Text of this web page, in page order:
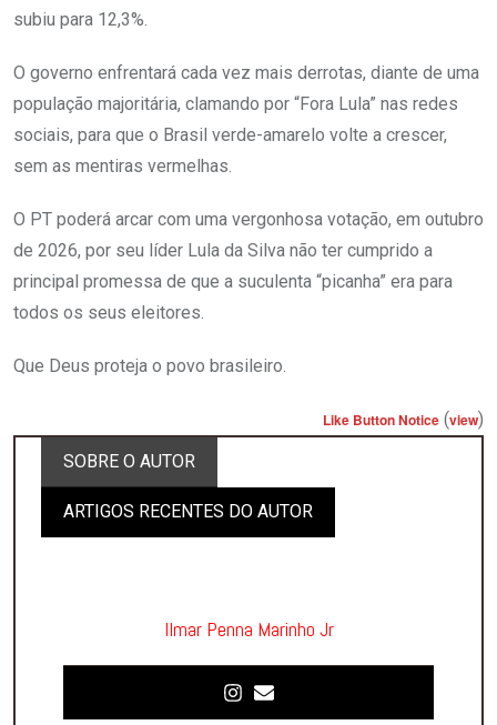
subiu para 12,3%.
O governo enfrentará cada vez mais derrotas, diante de uma
população majoritária, clamando por “Fora Lula” nas redes
sociais, para que o Brasil verde-amarelo volte a crescer,
sem as mentiras vermelhas.
O PT poderá arcar com uma vergonhosa votação, em outubro
de 2026, por seu líder Lula da Silva não ter cumprido a
principal promessa de que a suculenta “picanha” era para
todos os seus eleitores.
Que Deus proteja o povo brasileiro.
Like Button Notice (view)
SOBRE O AUTOR
ARTIGOS RECENTES DO AUTOR
Ilmar Penna Marinho Jr